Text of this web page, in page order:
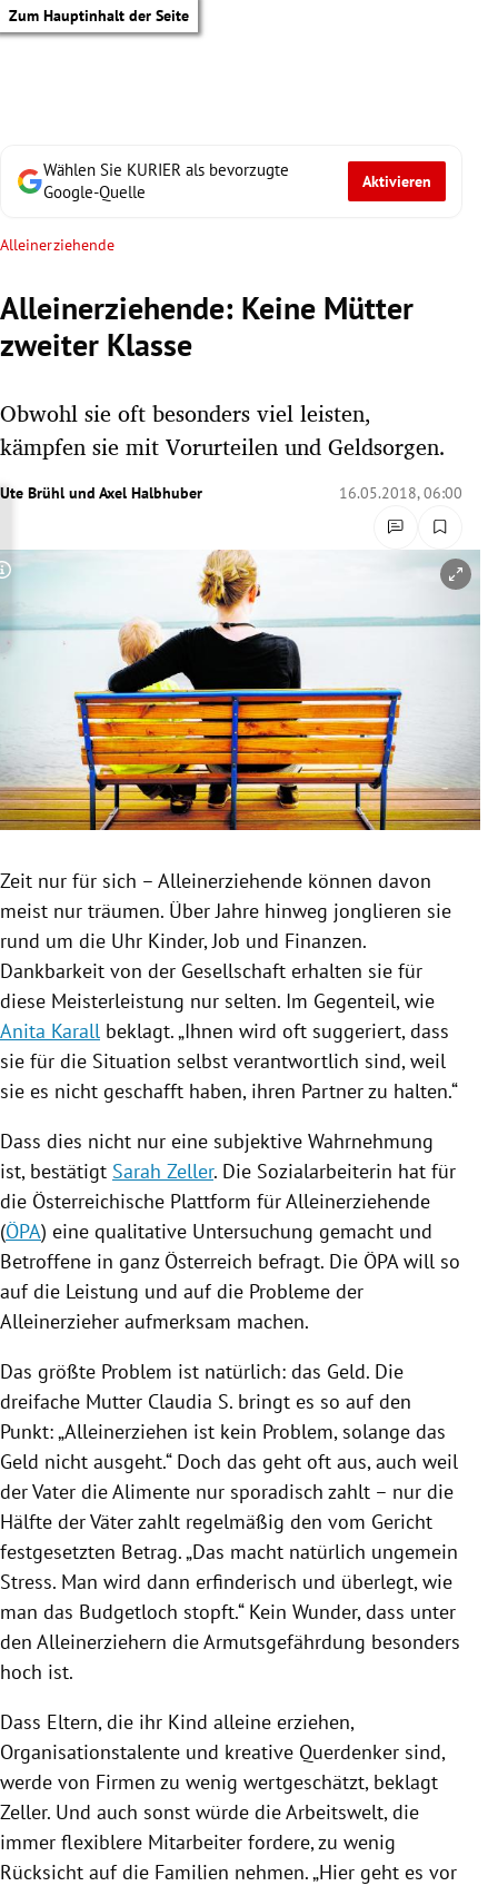
Zum Hauptinhalt der Seite
Untermenü
Untermenü
Untermenü
Untermenü
Untermenü
Untermenü
Wählen Sie KURIER als bevorzugte
Google-Quelle
Aktivieren
Alleinerziehende
Alleinerziehende: Keine Mütter
zweiter Klasse
Obwohl sie oft besonders viel leisten,
kämpfen sie mit Vorurteilen und Geldsorgen.
Ute Brühl und Axel Halbhuber 16.05.2018, 06:00
Copyright-Hinweis öffnen/schließen
Zeit nur für sich – Alleinerziehende können davon
meist nur träumen. Über Jahre hinweg jonglieren sie
rund um die Uhr Kinder, Job und Finanzen.
Dankbarkeit von der Gesellschaft erhalten sie für
diese Meisterleistung nur selten. Im Gegenteil, wie
Anita Karall beklagt. „Ihnen wird oft suggeriert, dass
sie für die Situation selbst verantwortlich sind, weil
sie es nicht geschafft haben, ihren Partner zu halten.“
Dass dies nicht nur eine subjektive Wahrnehmung
ist, bestätigt Sarah Zeller. Die Sozialarbeiterin hat für
die Österreichische Plattform für Alleinerziehende
(ÖPA) eine qualitative Untersuchung gemacht und
Betroffene in ganz Österreich befragt. Die ÖPA will so
auf die Leistung und auf die Probleme der
Alleinerzieher aufmerksam machen.
Das größte Problem ist natürlich: das Geld. Die
dreifache Mutter Claudia S. bringt es so auf den
Punkt: „Alleinerziehen ist kein Problem, solange das
Geld nicht ausgeht.“ Doch das geht oft aus, auch weil
der Vater die Alimente nur sporadisch zahlt – nur die
Hälfte der Väter zahlt regelmäßig den vom Gericht
festgesetzten Betrag. „Das macht natürlich ungemein
Stress. Man wird dann erfinderisch und überlegt, wie
man das Budgetloch stopft.“ Kein Wunder, dass unter
den Alleinerziehern die Armutsgefährdung besonders
hoch ist.
Dass Eltern, die ihr Kind alleine erziehen,
Organisationstalente und kreative Querdenker sind,
werde von Firmen zu wenig wertgeschätzt, beklagt
Zeller. Und auch sonst würde die Arbeitswelt, die
immer flexiblere Mitarbeiter fordere, zu wenig
Rücksicht auf die Familien nehmen. „Hier geht es vor